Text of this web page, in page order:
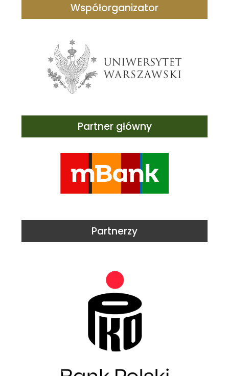
Współorganizator
Partner główny
Partnerzy